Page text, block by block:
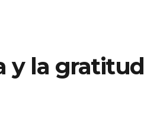
y la gratitud